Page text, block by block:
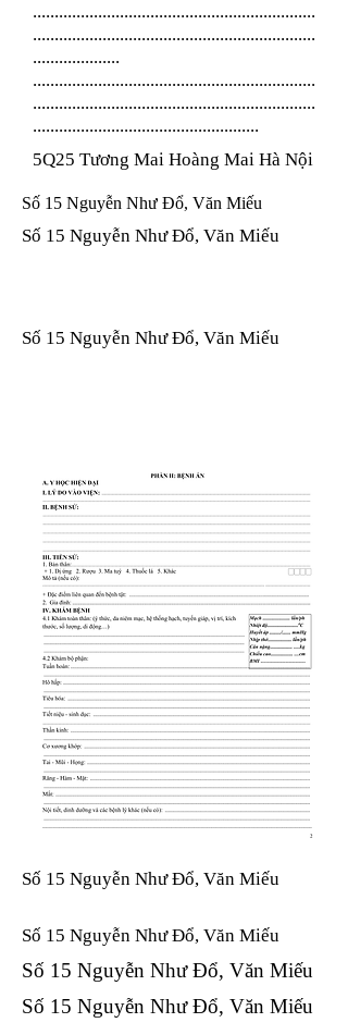
.................................................................
.................................................................
....................
.................................................................
.................................................................
....................................................
5Q25 Tương Mai Hoàng Mai Hà Nội
Số 15 Nguyễn Như Đổ, Văn Miếu
Số 15 Nguyễn Như Đổ, Văn Miếu
Số 15 Nguyễn Như Đổ, Văn Miếu
Số 15 Nguyễn Như Đổ, Văn Miếu
Số 15 Nguyễn Như Đổ, Văn Miếu​​​​
Số 15 Nguyễn Như Đổ, Văn Miếu​​​​
Số 15 Nguyễn Như Đổ, Văn Miếu​​​​